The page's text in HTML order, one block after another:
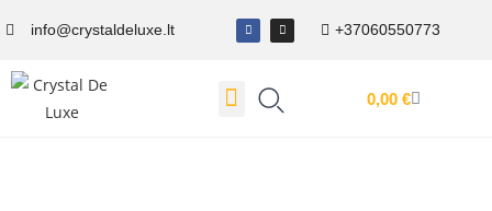
info@crystaldeluxe.lt +37060550773
0,00 €